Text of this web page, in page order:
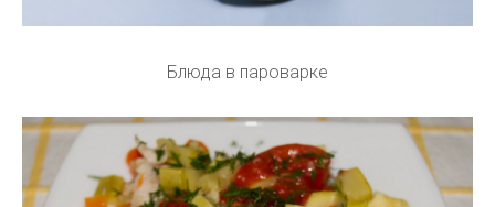
Блюда в пароварке